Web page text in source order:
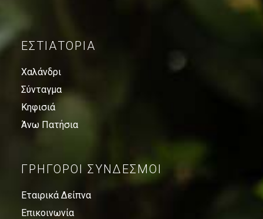
ΕΣΤΙΑΤΌΡΙΑ
Χαλάνδρι
Σύνταγμα
Κηφισιά
Άνω Πατήσια
ΓΡΗΓΟΡΟΙ ΣΥΝΔΕΣΜΟΙ
Εταιρικά Δείπνα
Επικοινωνία